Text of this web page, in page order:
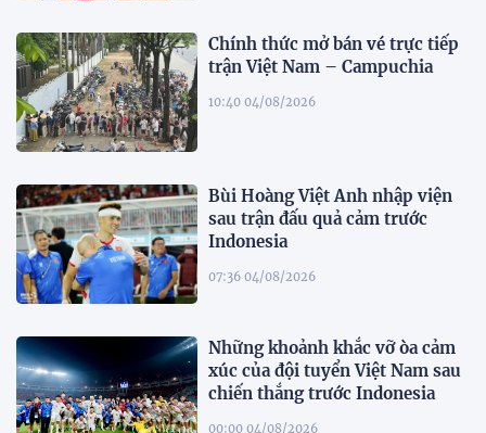
Chính thức mở bán vé trực tiếp
trận Việt Nam – Campuchia
10:40 04/08/2026
Bùi Hoàng Việt Anh nhập viện
sau trận đấu quả cảm trước
Indonesia
07:36 04/08/2026
Những khoảnh khắc vỡ òa cảm
xúc của đội tuyển Việt Nam sau
chiến thắng trước Indonesia
00:00 04/08/2026